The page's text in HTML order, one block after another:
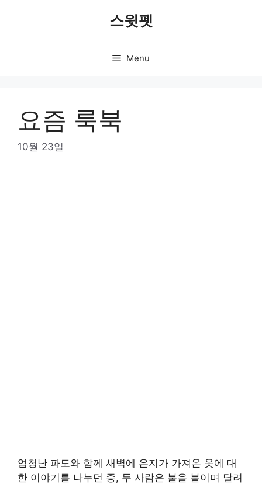
스윗펫
Menu
요즘 룩북
10월 23일
엄청난 파도와 함께 새벽에 은지가 가져온 옷에 대
한 이야기를 나누던 중, 두 사람은 불을 붙이며 달려